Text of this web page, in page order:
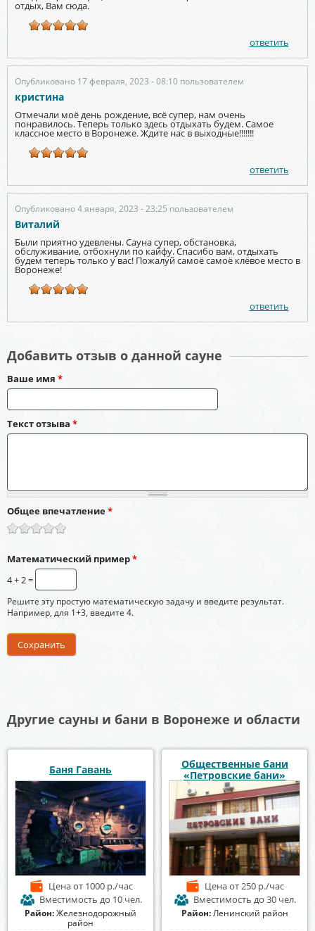
отдых, Вам сюда.
ответить
Опубликовано 17 февраля, 2023 - 08:10 пользователем
кристина
Отмечали моё день рождение, всё супер, нам очень
понравилось. Теперь только здесь отдыхать будем. Самое
классное место в Воронеже. Ждите нас в выходные!!!!!!!
ответить
Опубликовано 4 января, 2023 - 23:25 пользователем
Виталий
Были приятно удевлены. Сауна супер, обстановка,
обслуживание, отбохнули по кайфу. Спасибо вам, отдыхать
будем теперь только у вас! Пожалуй самоё самоё клёвое место в
Воронеже!
ответить
Добавить отзыв о данной сауне
Ваше имя *
Текст отзыва *
Общее впечатление*
Математический пример*
4 + 2 =
Решите эту простую математическую задачу и введите результат.
Например, для 1+3, введите 4.
Другие сауны и бани в Воронеже и области
Баня Гавань
Ценаот 1000 р./час
Вместимость до 10 чел.
Район:Железнодорожный
район
Общественные бани
«Петровские бани»
Ценаот 250 р./час
Вместимость до 30 чел.
Район:Ленинский район